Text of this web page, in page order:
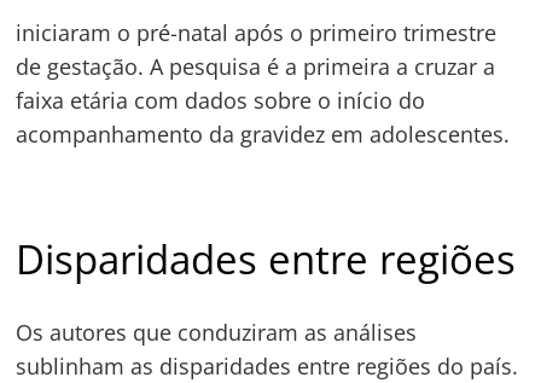
iniciaram o pré-natal após o primeiro trimestre
de gestação. A pesquisa é a primeira a cruzar a
faixa etária com dados sobre o início do
acompanhamento da gravidez em adolescentes.
Disparidades entre regiões
Os autores que conduziram as análises
sublinham as disparidades entre regiões do país.